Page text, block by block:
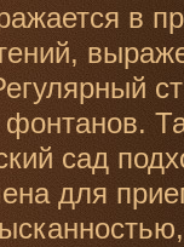
в
фонтанов.
сад
для